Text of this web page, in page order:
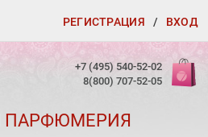
РЕГИСТРАЦИЯ / ВХОД
ЗАКАЗАТЬ
СКИДКИ
+7 (495) 540-52-02
8(800) 707-52-05
ПАРФЮМЕРИЯ